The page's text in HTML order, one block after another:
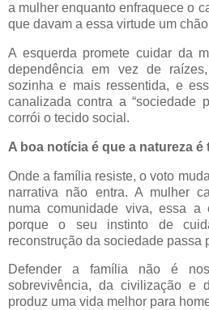
a mulher enquanto enfraquece o
que davam a essa virtude um
A esquerda promete cuidar da
dependência em vez de
sozinha e mais ressentida, e
canalizada contra a “sociedade
corrói o tecido social.
A boa notícia é que a natureza é
Onde a família resiste, o voto
narrativa não entra. A mulher
numa comunidade viva, essa a
porque o seu instinto de
reconstrução da sociedade passa
Defender a família não é
sobrevivência, da civilização e
produz uma vida melhor para